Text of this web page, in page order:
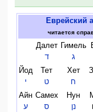
Еврейский
читается
Гимель
ג
Далет
ד
Хет
ח
Тет
ט
Йод
י
Нун
נן
Самех
ס
Айн
ע